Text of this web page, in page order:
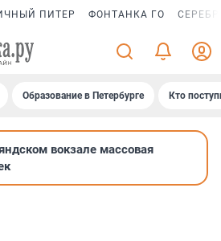
ПИТЕР ФОНТАНКА ГО
Образование в Петербурге Кто
вокзале массовая